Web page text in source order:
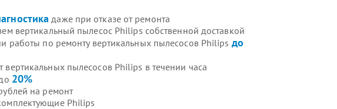
даже при отказе от ремонта
вертикальный пылесос Philips собственной доставкой
работы по ремонту вертикальных пылесосов Philips до
пылесосов Philips в течении часа
20%
на ремонт
Philips